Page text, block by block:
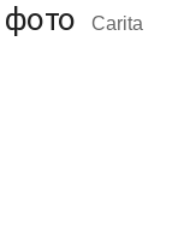
Carita